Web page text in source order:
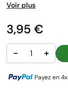
Voir plus
Prix
3,95 €
− +
Payez en